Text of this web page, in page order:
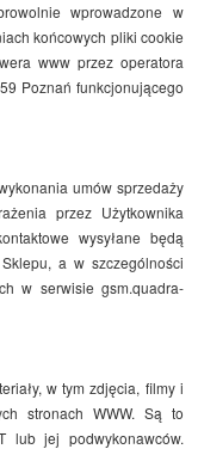
wprowadzone w
końcowych pliki cookie
www przez operatora
Poznań funkcjonującego
umów sprzedaży
przez Użytkownika
wysyłane będą
a w szczególności
w serwisie gsm.quadra-
w tym zdjęcia, filmy i
stronach WWW. Są to
lub jej podwykonawców.